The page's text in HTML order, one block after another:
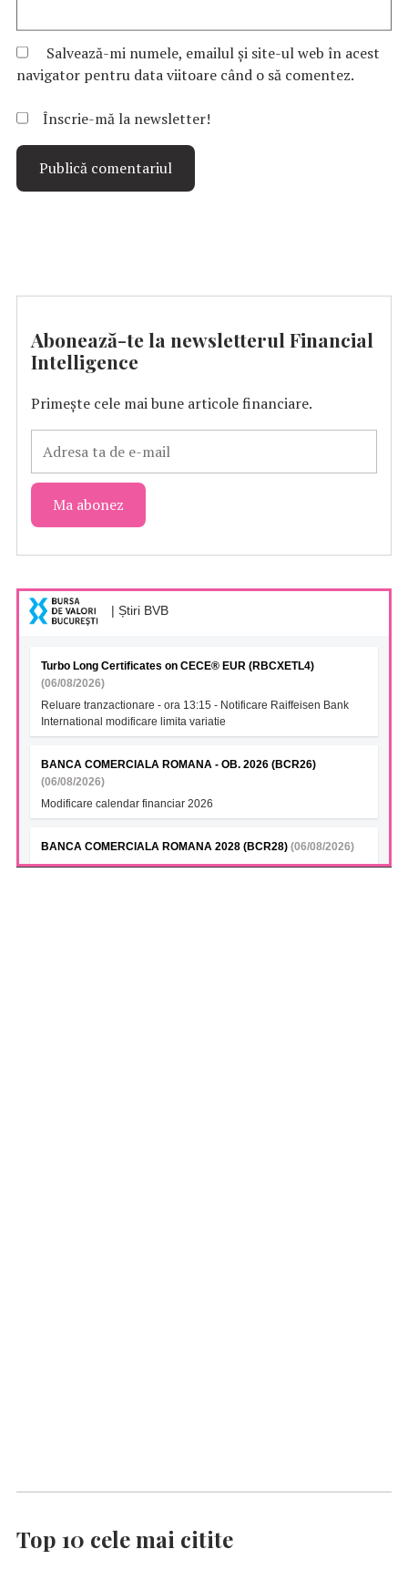
Salvează-mi numele, emailul și site-ul web în acest
navigator pentru data viitoare când o să comentez.
Înscrie-mă la newsletter!
Abonează-te la newsletterul Financial
Intelligence
Primește cele mai bune articole financiare.
| Știri BVB
Turbo Long Certificates on CECE® EUR (RBCXETL4)
(06/08/2026)
Reluare tranzactionare - ora 13:15 - Notificare Raiffeisen Bank
International modificare limita variatie
BANCA COMERCIALA ROMANA - OB. 2026 (BCR26)
(06/08/2026)
Modificare calendar financiar 2026
BANCA COMERCIALA ROMANA 2028 (BCR28) (06/08/2026)
Modificare calendar financiar 2026
Top 10 cele mai citite